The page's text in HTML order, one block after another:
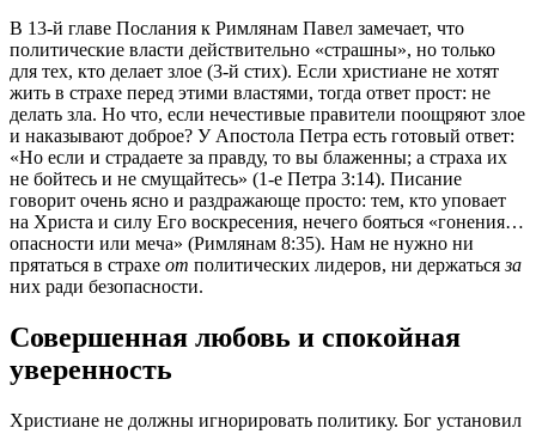
В 13-й главе Послания к Римлянам Павел замечает, что
политические власти действительно «страшны», но только
для тех, кто делает злое (3-й стих). Если христиане не хотят
жить в страхе перед этими властями, тогда ответ прост: не
делать зла. Но что, если нечестивые правители поощряют злое
и наказывают доброе? У Апостола Петра есть готовый ответ:
«Но если и страдаете за правду, то вы блаженны; а страха их
не бойтесь и не смущайтесь» (1-е Петра 3:14). Писание
говорит очень ясно и раздражающе просто: тем, кто уповает
на Христа и силу Его воскресения, нечего бояться «гонения…
опасности или меча» (Римлянам 8:35). Нам не нужно ни
прятаться в страхе от политических лидеров, ни держатьсяза
них ради безопасности.
Совершенная любовь и спокойная
уверенность
Христиане не должны игнорировать политику. Бог установил